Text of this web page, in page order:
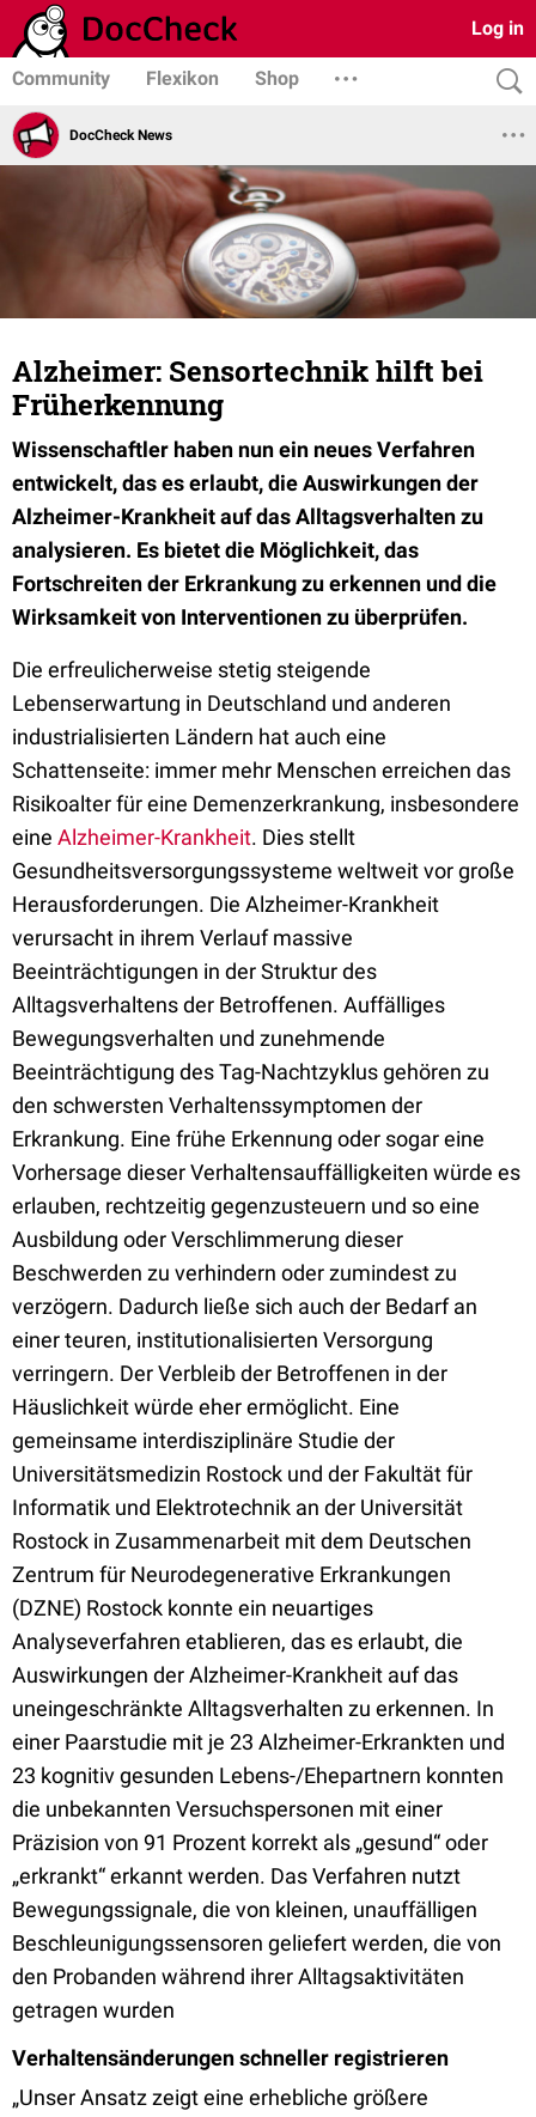
Log in
Community Flexikon Shop
DocCheck News
Alzheimer: Sensortechnik hilft bei
Früherkennung
Wissenschaftler haben nun ein neues Verfahren
entwickelt, das es erlaubt, die Auswirkungen der
Alzheimer-Krankheit auf das Alltagsverhalten zu
analysieren. Es bietet die Möglichkeit, das
Fortschreiten der Erkrankung zu erkennen und die
Wirksamkeit von Interventionen zu überprüfen.
Die erfreulicherweise stetig steigende
Lebenserwartung in Deutschland und anderen
industrialisierten Ländern hat auch eine
Schattenseite: immer mehr Menschen erreichen das
Risikoalter für eine Demenzerkrankung, insbesondere
eine Alzheimer-Krankheit. Dies stellt
Gesundheitsversorgungssysteme weltweit vor große
Herausforderungen. Die Alzheimer-Krankheit
verursacht in ihrem Verlauf massive
Beeinträchtigungen in der Struktur des
Alltagsverhaltens der Betroffenen. Auffälliges
Bewegungsverhalten und zunehmende
Beeinträchtigung des Tag-Nachtzyklus gehören zu
den schwersten Verhaltenssymptomen der
Erkrankung. Eine frühe Erkennung oder sogar eine
Vorhersage dieser Verhaltensauffälligkeiten würde es
erlauben, rechtzeitig gegenzusteuern und so eine
Ausbildung oder Verschlimmerung dieser
Beschwerden zu verhindern oder zumindest zu
verzögern. Dadurch ließe sich auch der Bedarf an
einer teuren, institutionalisierten Versorgung
verringern. Der Verbleib der Betroffenen in der
Häuslichkeit würde eher ermöglicht. Eine
gemeinsame interdisziplinäre Studie der
Universitätsmedizin Rostock und der Fakultät für
Informatik und Elektrotechnik an der Universität
Rostock in Zusammenarbeit mit dem Deutschen
Zentrum für Neurodegenerative Erkrankungen
(DZNE) Rostock konnte ein neuartiges
Analyseverfahren etablieren, das es erlaubt, die
Auswirkungen der Alzheimer-Krankheit auf das
uneingeschränkte Alltagsverhalten zu erkennen. In
einer Paarstudie mit je 23 Alzheimer-Erkrankten und
23 kognitiv gesunden Lebens-/Ehepartnern konnten
die unbekannten Versuchspersonen mit einer
Präzision von 91 Prozent korrekt als „gesund“ oder
„erkrankt“ erkannt werden. Das Verfahren nutzt
Bewegungssignale, die von kleinen, unauffälligen
Beschleunigungssensoren geliefert werden, die von
den Probanden während ihrer Alltagsaktivitäten
getragen wurden
Verhaltensänderungen schneller registrieren
„Unser Ansatz zeigt eine erhebliche größere